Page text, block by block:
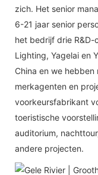
zich. Het senior
6-21 jaar senior
het bedrijf drie R&D-
Lighting, Yagelai en
China en we
merkagenten en
voorkeursfabrikant
toeristische
auditorium,
andere projecten.